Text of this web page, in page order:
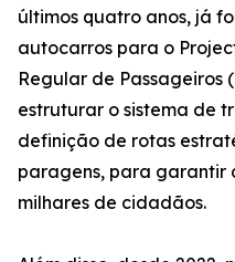
últimos quatro anos, já
autocarros para o
Regular de Passageiros
estruturar o sistema de
definição de rotas
paragens, para
milhares de cidadãos.